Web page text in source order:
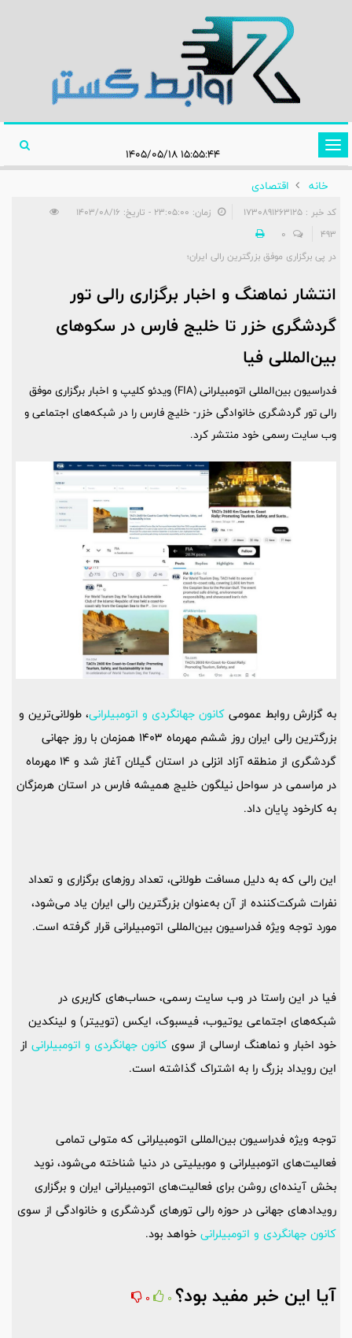
تغییر
وضعیت
ناوبری
۱۵:۵۵:۴۴ ۱۴۰۵/۰۵/۱۸
خانه
اقتصادی
کد خبر : 1730891263125
زمان: ۲۳:۰۵:۰۰ - تاریخ: ۱۴۰۳/۰۸/۱۶
493
0
در پی برگزاری موفق بزرگترین رالی ایران؛
انتشار نماهنگ و اخبار برگزاری رالی تور
گردشگری خزر تا خلیج فارس در سکوهای
بین‌المللی فیا
فدراسیون بین‌المللی اتومبیلرانی (FIA) ویدئو کلیپ و اخبار برگزاری موفق
رالی تور گردشگری خانوادگی خزر- خلیج فارس را در شبکه‌های اجتماعی و
وب سایت رسمی خود منتشر کرد.
به گزارش روابط عمومی کانون جهانگردی و اتومبیلرانی، طولانی‌ترین و
بزرگترین رالی ایران روز ششم مهرماه 1403 همزمان با روز جهانی
گردشگری از منطقه آزاد انزلی در استان گیلان آغاز شد و 14 مهرماه
در مراسمی در سواحل نیلگون خلیج همیشه فارس در استان هرمزگان
به کارخود پایان داد.
این رالی که به دلیل مسافت طولانی، تعداد روزهای برگزاری و تعداد
نفرات شرکت‌کننده از آن به‌عنوان بزرگترین رالی ایران یاد می‌شود،
مورد توجه ویژه فدراسیون بین‌المللی اتومبیلرانی قرار گرفته است.
فیا در این راستا در وب سایت رسمی، حساب‌های کاربری در
شبکه‌های اجتماعی یوتیوب، فیسبوک، ایکس (توییتر) و لینکدین
خود اخبار و نماهنگ ارسالی از سوی کانون جهانگردی و اتومبیلرانی از
این رویداد بزرگ را به اشتراک گذاشته است.
توجه ویژه فدراسیون بین‌المللی اتومبیلرانی که متولی تمامی
فعالیت‌های اتومبیلرانی و موبیلیتی در دنیا شناخته می‌شود، نوید
بخش آینده‌ای روشن برای فعالیت‌های اتومبیلرانی ایران و برگزاری
رویداد‌های جهانی در حوزه رالی تورهای گردشگری و خانوادگی از سوی
کانون جهانگردی و اتومبیلرانی خواهد بود.
آیا این خبر مفید بود؟ 0
0